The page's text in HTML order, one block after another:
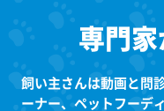
専門家
飼い主さんは動画と問
ーナー、ペットフーデ